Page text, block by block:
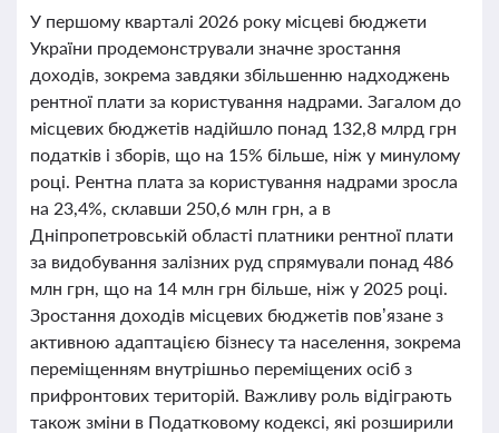
У першому кварталі 2026 року місцеві бюджети
України продемонстрували значне зростання
доходів, зокрема завдяки збільшенню надходжень
рентної плати за користування надрами. Загалом до
місцевих бюджетів надійшло понад 132,8 млрд грн
податків і зборів, що на 15% більше, ніж у минулому
році. Рентна плата за користування надрами зросла
на 23,4%, склавши 250,6 млн грн, а в
Дніпропетровській області платники рентної плати
за видобування залізних руд спрямували понад 486
млн грн, що на 14 млн грн більше, ніж у 2025 році.
Зростання доходів місцевих бюджетів пов’язане з
активною адаптацією бізнесу та населення, зокрема
переміщенням внутрішньо переміщених осіб з
прифронтових територій. Важливу роль відіграють
також зміни в Податковому кодексі, які розширили